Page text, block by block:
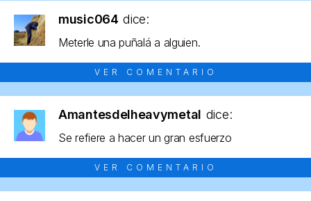
music064 dice:
Meterle una puñalá a alguien.
VER COMENTARIO
Amantesdelheavymetal dice:
Se refiere a hacer un gran esfuerzo
VER COMENTARIO